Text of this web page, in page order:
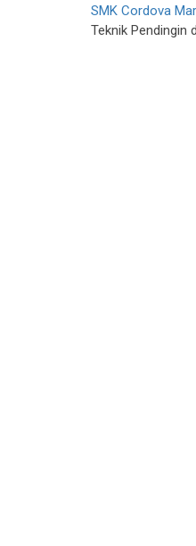
SMK Cordova
Teknik Pendingin